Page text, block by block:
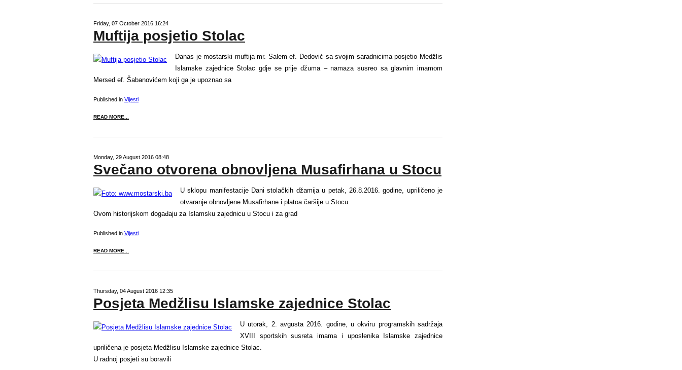
Friday, 07 October 2016 16:24
Muftija posjetio Stolac
Danas je mostarski muftija mr. Salem ef. Dedović sa svojim saradnicima posjetio Medžlis
Islamske zajednice Stolac gdje se prije džuma – namaza susreo sa glavnim imamom
Mersed ef. Šabanovićem koji ga je upoznao sa
Published in Vijesti
READ MORE...
Monday, 29 August 2016 08:48
Svečano otvorena obnovljena Musafirhana u Stocu
U sklopu manifestacije Dani stolačkih džamija u petak, 26.8.2016. godine, upriličeno je
otvaranje obnovljene Musafirhane i platoa čaršije u Stocu.
Ovom historijskom događaju za Islamsku zajednicu u Stocu i za grad
Published in Vijesti
READ MORE...
Thursday, 04 August 2016 12:35
Posjeta Medžlisu Islamske zajednice Stolac
U utorak, 2. avgusta 2016. godine, u okviru programskih sadržaja
XVIII sportskih susreta imama i uposlenika Islamske zajednice
upriličena je posjeta Medžlisu Islamske zajednice Stolac.
U radnoj posjeti su boravili